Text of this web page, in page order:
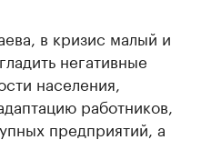
в кризис малый и
негативные
населения,
работников,
предприятий, а